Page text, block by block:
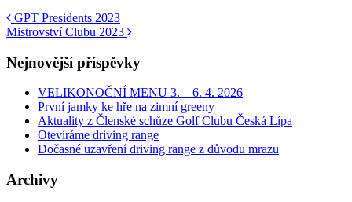
GPT Presidents 2023
Mistrovství Clubu 2023
Nejnovější příspěvky
VELIKONOČNÍ MENU 3. – 6. 4. 2026
První jamky ke hře na zimní greeny
Aktuality z Členské schůze Golf Clubu Česká Lípa
Otevíráme driving range
Dočasné uzavření driving range z důvodu mrazu
Archivy